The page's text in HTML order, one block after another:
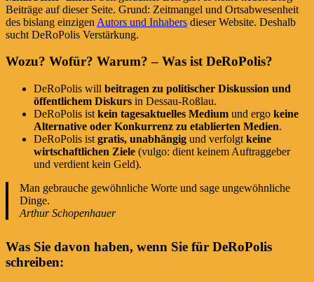
Beiträge auf dieser Seite. Grund: Zeitmangel und Ortsabwesenheit
des bislang einzigen Autors und Inhabers dieser Website. Deshalb
sucht DeRoPolis Verstärkung.
Wozu? Wofür? Warum? – Was ist DeRoPolis?
DeRoPolis will beitragen zu politischer Diskussion und
öffentlichem Diskurs in Dessau-Roßlau.
DeRoPolis ist kein tagesaktuelles Medium und ergo keine
Alternative oder Konkurrenz zu etablierten Medien.
DeRoPolis ist gratis, unabhängig und verfolgt keine
wirtschaftlichen Ziele (vulgo: dient keinem Auftraggeber
und verdient kein Geld).
Man gebrauche gewöhnliche Worte und sage ungewöhnliche
Dinge.
Arthur Schopenhauer
Was Sie davon haben, wenn Sie für DeRoPolis
schreiben: